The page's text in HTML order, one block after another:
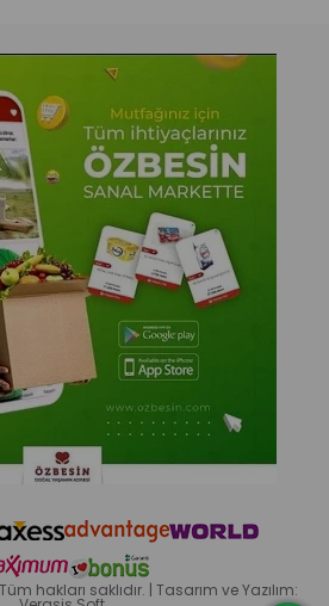
hakları saklıdır. | Tasarım ve Yazılım: